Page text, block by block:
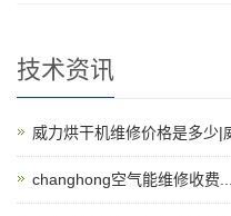
技术资讯
威力烘干机维修价格是多少|
changhong空气能维修收费...